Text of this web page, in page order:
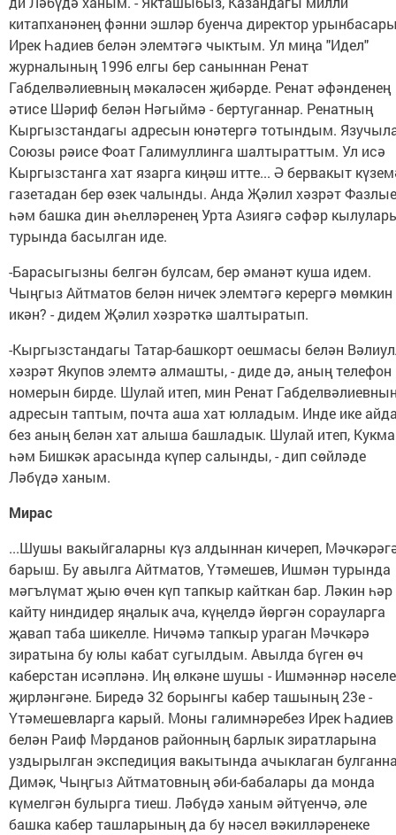
китапханәнең фәнни эшләр буенча директор
Ирек Һадиев белән элемтәгә чыктым. Ул миңа "Идел"
журналының 1996 елгы бер саныннан Ренат
Габделвәлиевның мәкаләсен җибәрде. Ренат әфәнденең
әтисе Шәриф белән Нәгыймә - бертуганнар. Ренатның
Кыргызстандагы адресын юнәтергә тотындым.
Союзы рәисе Фоат Галимуллинга шалтыраттым. Ул исә
Кыргызстанга хат язарга киңәш итте... Ә бервакыт
газетадан бер өзек чалынды. Анда Җәлил хәзрәт
һәм башка дин әһелләренең Урта Азиягә сәфәр
турында басылган иде.
-Барасыгызны белгән булсам, бер әманәт куша идем.
Чыңгыз Айтматов белән ничек элемтәгә керергә мөмкин
икән? - дидем Җәлил хәзрәткә шалтыратып.
-Кыргызстандагы Татар-башкорт оешмасы белән
хәзрәт Якупов элемтә алмашты, - диде дә, аның телефон
номерын бирде. Шулай итеп, мин Ренат
адресын таптым, почта аша хат юлладым. Инде ике
без аның белән хат алыша башладык. Шулай итеп,
һәм Бишкәк арасында күпер салынды, - дип сөйләде
Ләбүдә ханым.
Мирас
...Шушы вакыйгаларны күз алдыннан кичереп,
барыш. Бу авылга Айтматов, Үтәмешев, Ишмән турында
мәгълүмат җыю өчен күп тапкыр кайткан бар. Ләкин һәр
кайту ниндидер яңалык ача, күңелдә йөргән сорауларга
җавап таба шикелле. Ничәмә тапкыр ураган Мәчкәрә
зиратына бу юлы кабат сугылдым. Авылда бүген өч
каберстан исәпләнә. Иң өлкәне шушы - Ишмәннәр нәселе
җирләнгәне. Биредә 32 борынгы кабер ташының 23е -
Үтәмешевларга карый. Моны галимнәребез Ирек Һадиев
белән Раиф Мәрданов районның барлык зиратларына
уздырылган экспедиция вакытында ачыклаган
Димәк, Чыңгыз Айтматовның әби-бабалары да монда
күмелгән булырга тиеш. Ләбүдә ханым әйтүенчә, әле
башка кабер ташларының да бу нәсел вәкилләренеке